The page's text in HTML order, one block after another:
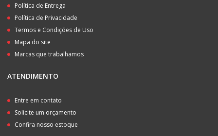
Política de Entrega
Política de Privacidade
Termos e Condições de Uso
Mapa do site
Marcas que trabalhamos
ATENDIMENTO
Entre em contato
Solicite um orçamento
Confira nosso estoque